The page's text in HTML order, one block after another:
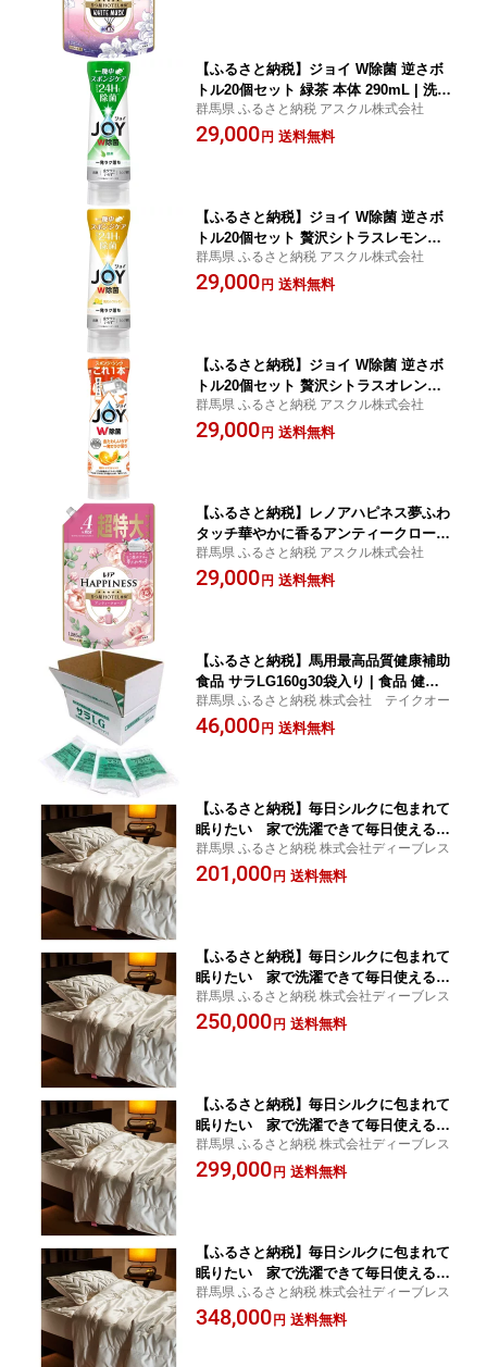
【ふるさと納税】ジョイ W除菌 逆さボ
トル20個セット 緑茶 本体 290mL | 洗濯
洗剤 クリーナー 日用品 人気 おすすめ
送料無料
群馬県 ふるさと納税 アスクル株式会社
29,000 円 送料無料
【ふるさと納税】ジョイ W除菌 逆さボ
トル20個セット 贅沢シトラスレモンの
香り 本体 290mL | 洗濯 洗剤 クリーナ
ー 日用品 人気 おすすめ 送料無料
群馬県 ふるさと納税 アスクル株式会社
29,000 円 送料無料
【ふるさと納税】ジョイ W除菌 逆さボ
トル20個セット 贅沢シトラスオレンジ
の香り 本体 290mL | 洗濯 洗剤 クリー
ナー 日用品 人気 おすすめ 送料無料
群馬県 ふるさと納税 アスクル株式会社
29,000 円 送料無料
【ふるさと納税】レノアハピネス夢ふわ
タッチ華やかに香るアンティークローズ
詰替用超特大サイズ 1,285mL×6個セッ
ト | 洗濯 洗剤 クリーナー 日用品 人気
群馬県 ふるさと納税 アスクル株式会社
29,000 円 送料無料
【ふるさと納税】馬用最高品質健康補助
食品 サラLG160g30袋入り | 食品 健康
食品 加工食品 人気 おすすめ 送料無料
群馬県 ふるさと納税 株式会社 テイクオー
46,000 円 送料無料
【ふるさと納税】毎日シルクに包まれて
眠りたい 家で洗濯できて毎日使えるシ
ルク寝具(シングルサイズ） | 寝具 日用
品 人気 おすすめ 送料
群馬県 ふるさと納税 株式会社ディーブレス
201,000 円 送料無料
【ふるさと納税】毎日シルクに包まれて
眠りたい 家で洗濯できて毎日使えるシ
ルク寝具(セミダブルサイズ） | 寝具 日
用品 人気 おすすめ 送料
群馬県 ふるさと納税 株式会社ディーブレス
250,000 円 送料無料
【ふるさと納税】毎日シルクに包まれて
眠りたい 家で洗濯できて毎日使えるシ
ルク寝具(ダブルサイズ） | 寝具 日用品
人気 おすすめ 送料
群馬県 ふるさと納税 株式会社ディーブレス
299,000 円 送料無料
【ふるさと納税】毎日シルクに包まれて
眠りたい 家で洗濯できて毎日使えるシ
ルク寝具(クィーンサイズ） | 寝具 日用
品 人気 おすすめ 送料
群馬県 ふるさと納税 株式会社ディーブレス
348,000 円 送料無料